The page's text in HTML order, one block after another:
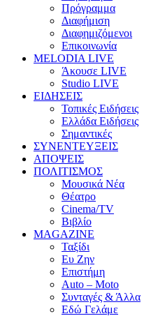
Πρόγραμμα
Διαφήμιση
Διαφημιζόμενοι
Επικοινωνία
MELODIA LIVE
Άκουσε LIVE
Studio LIVE
ΕΙΔΗΣΕΙΣ
Τοπικές Ειδήσεις
Ελλάδα Ειδήσεις
Σημαντικές
ΣΥΝΕΝΤΕΥΞΕΙΣ
ΑΠΟΨΕΙΣ
ΠΟΛΙΤΙΣΜΟΣ
Μουσικά Νέα
Θέατρο
Cinema/TV
Βιβλίο
MAGAZINE
Ταξίδι
Ευ Ζην
Επιστήμη
Auto – Moto
Συνταγές & Άλλα
Εδώ Γελάμε